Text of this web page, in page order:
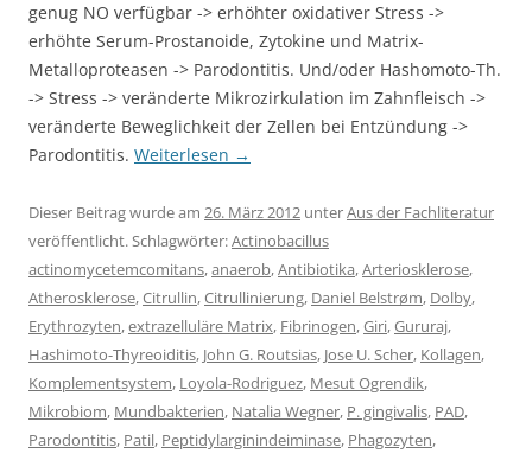
genug NO verfügbar -> erhöhter oxidativer Stress ->
erhöhte Serum-Prostanoide, Zytokine und Matrix-
Metalloproteasen -> Parodontitis. Und/oder Hashomoto-Th.
-> Stress -> veränderte Mikrozirkulation im Zahnfleisch ->
veränderte Beweglichkeit der Zellen bei Entzündung ->
Parodontitis. Weiterlesen →
Dieser Beitrag wurde am 26. März 2012 unterAus der Fachliteratur
veröffentlicht. Schlagwörter:Actinobacillus
actinomycetemcomitans,anaerob,Antibiotika,Arteriosklerose,
Atherosklerose,Citrullin,Citrullinierung, Daniel Belstrøm, Dolby,
Erythrozyten,extrazelluläre Matrix, Fibrinogen,Giri,Gururaj,
Hashimoto-Thyreoiditis, John G. Routsias, Jose U. Scher, Kollagen,
Komplementsystem, Loyola-Rodriguez, Mesut Ogrendik,
Mikrobiom, Mundbakterien, Natalia Wegner, P. gingivalis, PAD,
Parodontitis, Patil, Peptidylarginindeiminase, Phagozyten,